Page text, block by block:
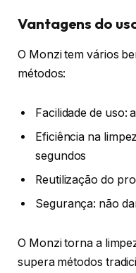
Vantagens do
O Monzi tem vários
métodos:
Facilidade de uso:
Eficiência na
segundos
Reutilização do
Segurança: não
O Monzi torna a
supera métodos